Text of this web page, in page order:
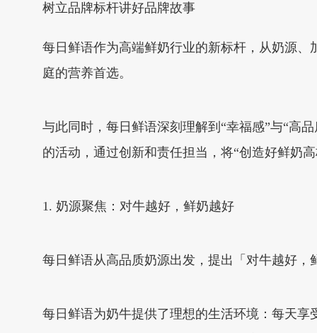
树立品牌标杆讲好品牌故事
每日鲜语作为高端鲜奶行业的新标杆，从奶源
庭的营养首选。
与此同时，每日鲜语深刻理解到“幸福感”与“高
的活动，通过创新和责任担当，将“创造好鲜奶
1. 奶源聚焦：对牛越好，鲜奶越好
每日鲜语从高品质奶源出发，提出「对牛越好，
每日鲜语为奶牛提供了理想的生活环境：每天享